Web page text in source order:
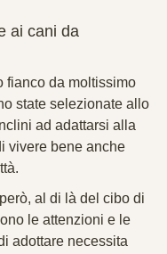
ai cani da
fianco da moltissimo
state selezionate allo
ad adattarsi alla
vivere bene anche
al di là del cibo di
le attenzioni e le
adottare necessita